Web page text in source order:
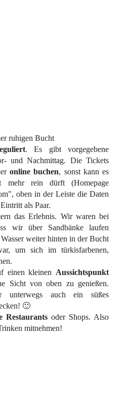
ruhigen Bucht
. Es gibt vorgegebene
und Nachmittag. Die Tickets
online buchen, sonst kann es
mehr rein dürft (Homepage
oben in der Leiste die Daten
Eintritt als Paar.
das Erlebnis. Wir waren bei
wir über Sandbänke laufen
weiter hinten in der Bucht
um sich im türkisfarbenen,
einen kleinen Aussichtspunkt
Sicht von oben zu genießen.
unterwegs auch ein süßes
🙂
Restaurants oder Shops. Also
mitnehmen!